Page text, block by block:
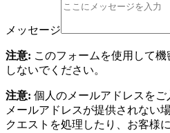
メッセージ
注意: このフォームを使用して
しないでください。
注意: 個人のメールアドレスを
メールアドレスが提供されない
クエストを処理したり、お客様